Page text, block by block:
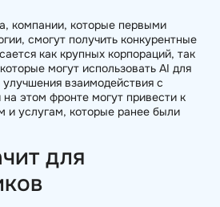
компании, которые первыми
смогут получить конкурентные
как крупных корпораций, так
могут использовать AI для
взаимодействия с
этом фронте могут привести к
и услугам, которые ранее были
для